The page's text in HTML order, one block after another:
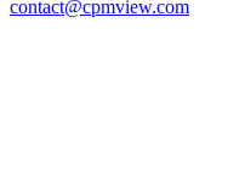
contact@cpmview.com